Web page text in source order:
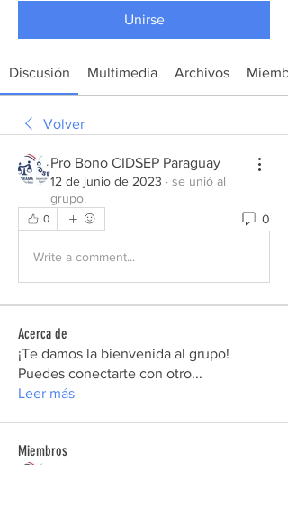
Unirse
Discusión Multimedia Archivos
Volver
Pro Bono CIDSEP Paraguay
12 de junio de 2023 · se unió al
grupo.
0 0
Write a comment...
Acerca de
¡Te damos la bienvenida al grupo!
Puedes conectarte con otro...
Leer más
Miembros